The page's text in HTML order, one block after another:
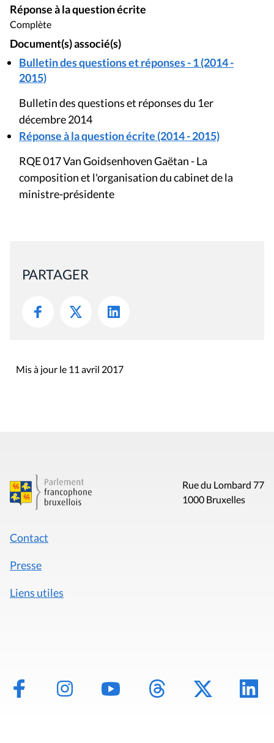
Réponse à la question écrite
Complète
Document(s) associé(s)
Bulletin des questions et réponses - 1 (2014 -
2015)
Bulletin des questions et réponses du 1er
décembre 2014
Réponse à la question écrite (2014 - 2015)
RQE 017 Van Goidsenhoven Gaëtan - La
composition et l'organisation du cabinet de la
ministre-présidente
PARTAGER
Mis à jour le 11 avril 2017
Rue du Lombard 77
1000 Bruxelles
Contact
Presse
Liens utiles